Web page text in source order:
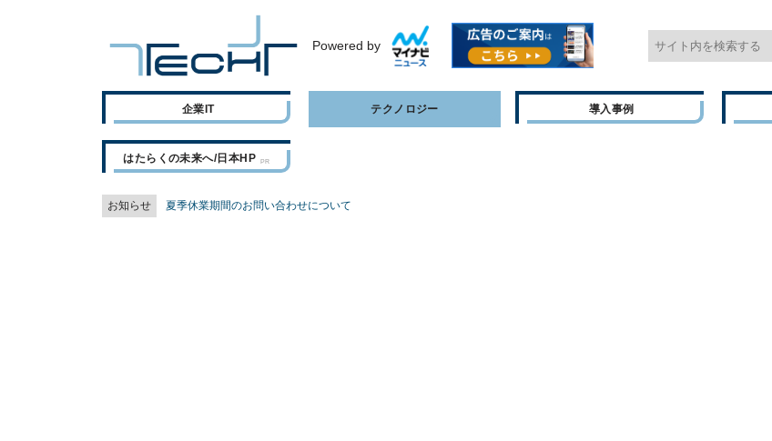
Powered by
企業IT テクノロジー 導入事例
はたらくの未来へ/日本HP
お知らせ 夏季休業期間のお問い合わせについて